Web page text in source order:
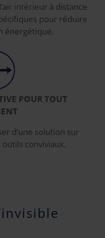
intérieur à distance
pour réduire
énergétique.
POUR TOUT
d’une solution sur
conviviaux.